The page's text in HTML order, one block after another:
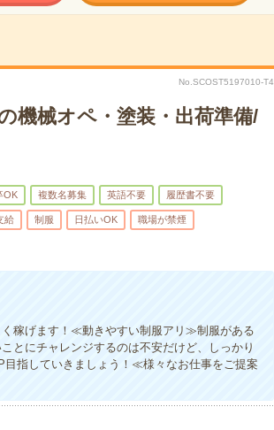
No.SCOST5197010-T4
機械オペ・塗装・出荷準備/
OK 複数名募集 英語不要 履歴書不要
給 制服 日払いOK 職場が禁煙
稼げます！≪動きやすい制服アリ≫制服がある
にチャレンジするのは不安だけど、しっかり
指していきましょう！≪様々なお仕事をご提案